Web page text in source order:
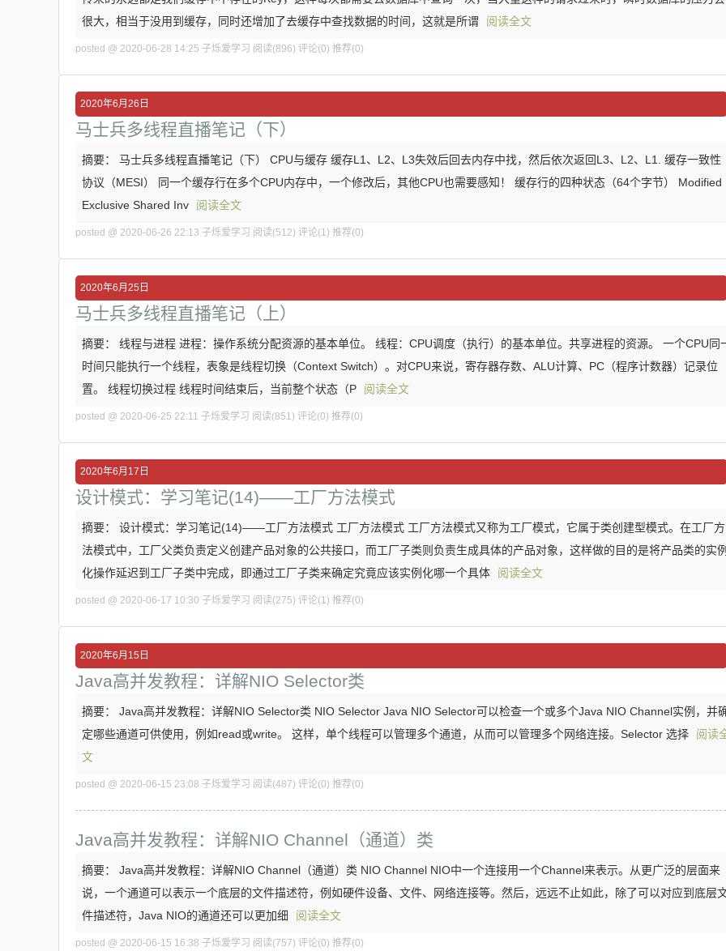
很大，相当于没用到缓存，同时还增加了去缓存中查找数据的时间，这就是所谓
阅读全文
posted @ 2020-06-28 14:25 子烁爱学习 阅读(896) 评论(0) 推荐(0)
2020年6月26日
马士兵多线程直播笔记（下）
摘要： 马士兵多线程直播笔记（下） CPU与缓存 缓存L1、L2、L3失效后回去内存中找，然后依次返回L3、L2、L1. 缓存一致性
协议（MESI） 同一个缓存行在多个CPU内存中，一个修改后，其他CPU也需要感知！ 缓存行的四种状态（64个字节） Modified
Exclusive Shared Inv
阅读全文
posted @ 2020-06-26 22:13 子烁爱学习 阅读(512) 评论(1) 推荐(0)
2020年6月25日
马士兵多线程直播笔记（上）
摘要： 线程与进程 进程：操作系统分配资源的基本单位。 线程：CPU调度（执行）的基本单位。共享进程的资源。 一个CPU同
时间只能执行一个线程，表象是线程切换（Context Switch）。对CPU来说，寄存器存数、ALU计算、PC（程序计数器）记录位
置。 线程切换过程 线程时间结束后，当前整个状态（P
阅读全文
posted @ 2020-06-25 22:11 子烁爱学习 阅读(851) 评论(0) 推荐(0)
2020年6月17日
设计模式：学习笔记(14)——工厂方法模式
摘要： 设计模式：学习笔记(14)——工厂方法模式 工厂方法模式 工厂方法模式又称为工厂模式，它属于类创建型模式。在工厂方
法模式中，工厂父类负责定义创建产品对象的公共接口，而工厂子类则负责生成具体的产品对象，这样做的目的是将产品类的实
化操作延迟到工厂子类中完成，即通过工厂子类来确定究竟应该实例化哪一个具体
阅读全文
posted @ 2020-06-17 10:30 子烁爱学习 阅读(275) 评论(1) 推荐(0)
2020年6月15日
Java高并发教程：详解NIO Selector类
摘要： Java高并发教程：详解NIO Selector类 NIO Selector Java NIO Selector可以检查一个或多个Java NIO Channel实例，并
定哪些通道可供使用，例如read或write。 这样，单个线程可以管理多个通道，从而可以管理多个网络连接。Selector 选择
阅读
文
posted @ 2020-06-15 23:08 子烁爱学习 阅读(487) 评论(0) 推荐(0)
Java高并发教程：详解NIO Channel（通道）类
摘要： Java高并发教程：详解NIO Channel（通道）类 NIO Channel NIO中一个连接用一个Channel来表示。从更广泛的层面来
说，一个通道可以表示一个底层的文件描述符，例如硬件设备、文件、网络连接等。然后，远远不止如此，除了可以对应到底层
件描述符，Java NIO的通道还可以更加细
阅读全文
posted @ 2020-06-15 16:38 子烁爱学习 阅读(757) 评论(0) 推荐(0)